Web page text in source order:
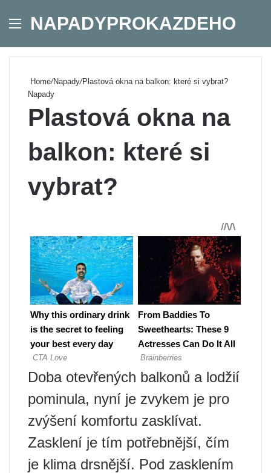
Menu
NAPADYPROKAZDEHO
Home/Napady/Plastová okna na balkon: které si vybrat?
Napady
Plastová okna na
balkon: které si
vybrat?
Doba otevřených balkonů a lodžií
pominula, nyní je zvykem je pro
zvýšení komfortu zasklívat.
Zasklení je tím potřebnější, čím
je klima drsnější. Pod zasklením